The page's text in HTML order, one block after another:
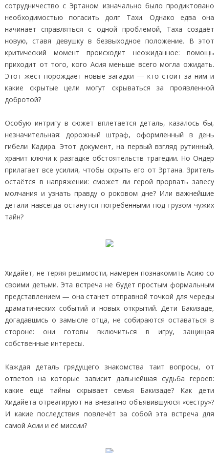
сотрудничество с Эртаном изначально было продиктовано
необходимостью погасить долг Тахи. Однако едва она
начинает справляться с одной проблемой, Таха создаёт
новую, ставя девушку в безвыходное положение. В этот
критический момент происходит неожиданное: помощь
приходит от того, кого Асия меньше всего могла ожидать.
Этот жест порождает новые загадки — кто стоит за ним и
какие скрытые цели могут скрываться за проявленной
добротой?
Особую интригу в сюжет вплетается деталь, казалось бы,
незначительная: дорожный штраф, оформленный в день
гибели Кадира. Этот документ, на первый взгляд рутинный,
хранит ключи к разгадке обстоятельств трагедии. Но Ондер
прилагает все усилия, чтобы скрыть его от Эртана. Зритель
остаётся в напряжении: сможет ли герой прорвать завесу
молчания и узнать правду о роковом дне? Или важнейшие
детали навсегда останутся погребёнными под грузом чужих
тайн?
Хидайет, не теряя решимости, намерен познакомить Асию со
своими детьми. Эта встреча не будет простым формальным
представлением — она станет отправной точкой для череды
драматических событий и новых открытий. Дети Бакизаде,
догадавшись о замысле отца, не собираются оставаться в
стороне: они готовы включиться в игру, защищая
собственные интересы.
Каждая деталь грядущего знакомства таит вопросы, от
ответов на которые зависит дальнейшая судьба героев:
какие ещё тайны скрывает семья Бакизаде? Как дети
Хидайета отреагируют на внезапно объявившуюся «сестру»?
И какие последствия повлечёт за собой эта встреча для
самой Асии и её миссии?